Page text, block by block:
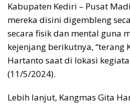
Kabupaten Kediri – Pusat
mereka disini digembleng
secara fisik dan mental guna
kejenjang berikutnya, “terang
Hartanto saat di lokasi
(11/5/2024).
Lebih lanjut, Kangmas Gita